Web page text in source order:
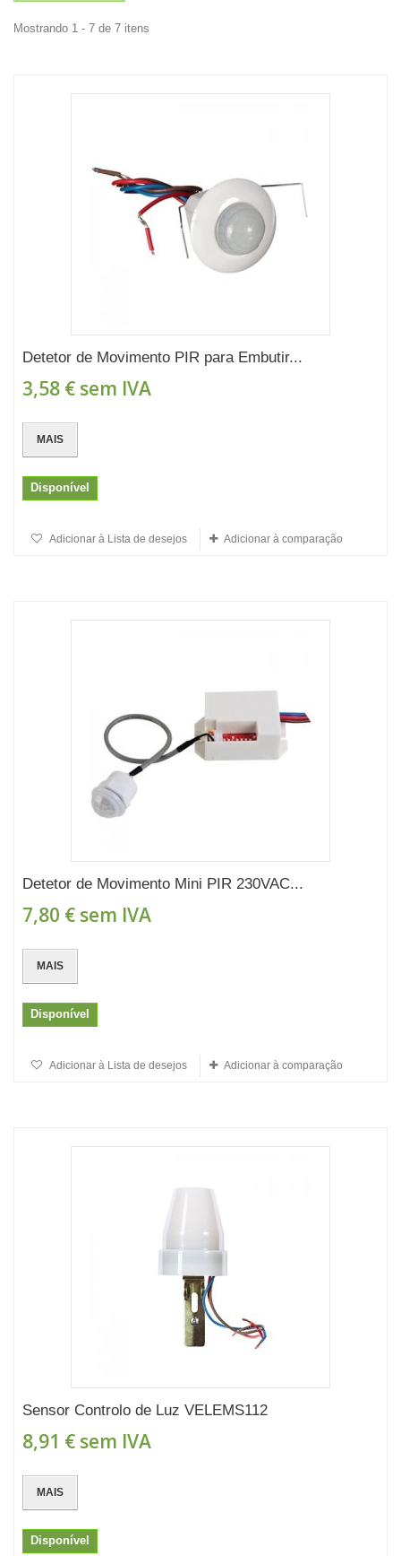
Mostrando 1 - 7 de 7 itens
Detetor de Movimento PIR para Embutir...
3,58 € sem IVA
MAIS
Disponível
Adicionar à Lista de desejos Adicionar à comparação
Detetor de Movimento Mini PIR 230VAC...
7,80 € sem IVA
MAIS
Disponível
Adicionar à Lista de desejos Adicionar à comparação
Sensor Controlo de Luz VELEMS112
8,91 € sem IVA
MAIS
Disponível